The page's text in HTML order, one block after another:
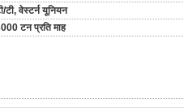
टी, वेस्टर्न यूनियन
टन प्रति माह